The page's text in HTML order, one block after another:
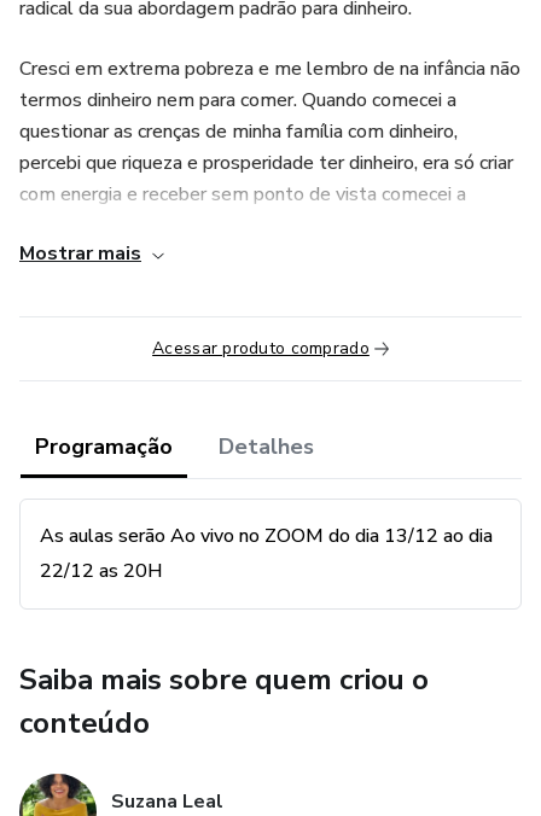
radical da sua abordagem padrão para dinheiro.
Cresci em extrema pobreza e me lembro de na infância não
termos dinheiro nem para comer. Quando comecei a
questionar as crenças de minha família com dinheiro,
percebi que riqueza e prosperidade ter dinheiro, era só criar
com energia e receber sem ponto de vista comecei a
comigo e com as minhas habilidades e capacidades que
tem luta, não tem esforço, não tem guerra. Ser é escolha
de facilidade alegria e glória.
Mostrar mais
Acessar produto comprado
Programação Detalhes
As aulas serão Ao vivo no ZOOM do dia 13/12 ao dia
22/12 as 20H
Saiba mais sobre quem criou o
conteúdo
Suzana Leal